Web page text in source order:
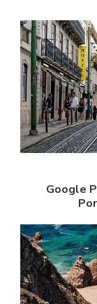
Google